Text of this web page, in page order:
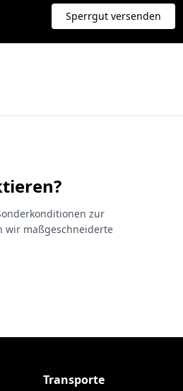
Sperrgut versenden
zur
wir maßgeschneiderte
Transporte